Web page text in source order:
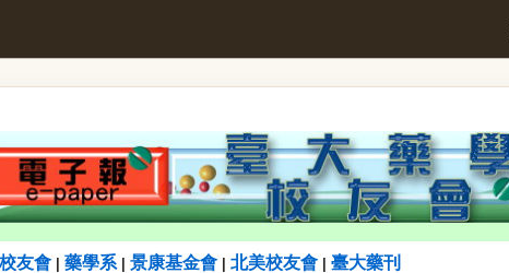
校友會 藥學系| 景康基金會 北美校友會 臺大藥刊